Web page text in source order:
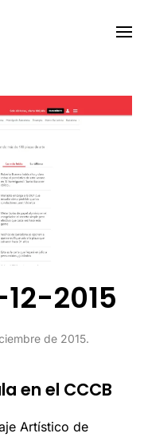
2015
de 2015.
en el CCCB
Artístico de